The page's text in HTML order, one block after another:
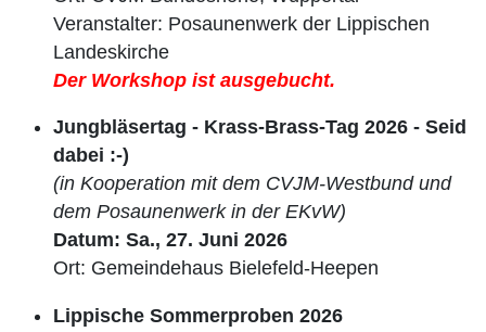
Veranstalter: Posaunenwerk der Lippischen
Landeskirche
Der Workshop ist ausgebucht.
Jungbläsertag - Krass-Brass-Tag 2026 - Seid
dabei :-)
(in Kooperation mit dem CVJM-Westbund und
dem Posaunenwerk in der EKvW)
Datum: Sa., 27. Juni 2026
Ort: Gemeindehaus Bielefeld-Heepen
Lippische Sommerproben 2026